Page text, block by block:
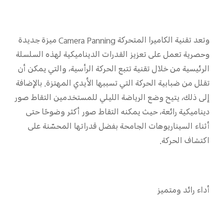
وتعد تقنية الكاميرا المتحركة Camera Panning ميزة جديدة
وحصرية تعمل على تعزيز القدرات الديناميكية لهذه السلسلة
الرئيسية من خلال تقنية تتبع الحركة الرأسية، والتي يمكن أن
تقلل من ضبابية الحركة التي تسببها الأيدي المهتزة. بالإضافة
إلى ذلك، يتيح وضع الرياضة الليلي للمستخدمين التقاط صور
ديناميكية رائعة، حيث يمكنه التقاط صور أكثر وضوحًا حتى
أثناء السيناريوهات الجامحة بفضل قدراتها المحسّنة على
اكتشاف الحركة.
أداء رائد ومتميز